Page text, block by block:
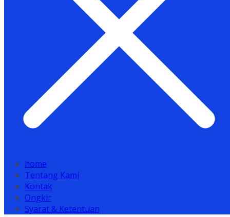
home
Tentang Kami
Kontak
Ongkir
Syarat & Ketentuan